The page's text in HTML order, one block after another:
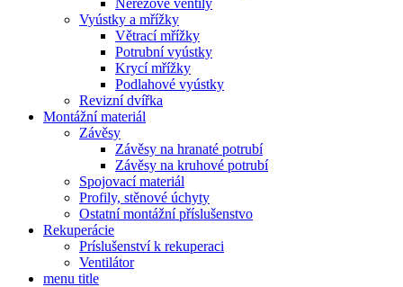
Nerezové ventily
Vyústky a mřížky
Větrací mřížky
Potrubní vyústky
Krycí mřížky
Podlahové vyústky
Revizní dvířka
Montážní materiál
Závěsy
Závěsy na hranaté potrubí
Závěsy na kruhové potrubí
Spojovací materiál
Profily, stěnové úchyty
Ostatní montážní příslušenstvo
Rekuperácie
Príslušenství k rekuperaci
Ventilátor
menu title